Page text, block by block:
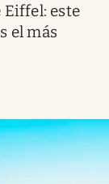
Eiffel: este
el más